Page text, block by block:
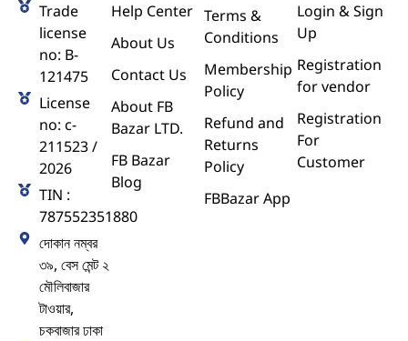
Trade
license
no: B-
121475
License
no: c-
211523 /
2026
TIN :
787552351880
দোকান নম্বর
৩৯, বেস মেন্ট ২
মৌলিবাজার
টাওয়ার,
চকবাজার ঢাকা
Help Center
About Us
Contact Us
About FB
Bazar LTD.
FB Bazar
Blog
Terms &
Conditions
Membership
Policy
Refund and
Returns
Policy
FBBazar App
Login & Sign
Up
Registration
for vendor
Registration
For
Customer